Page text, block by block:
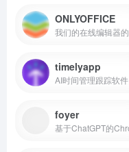
ONLYOFFICE
timelyapp
AI时间管理跟踪软件
foyer